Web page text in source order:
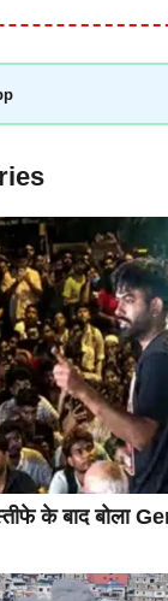
के बाद बोला